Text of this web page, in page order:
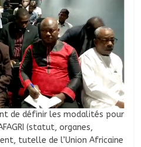
de définir les modalités pour
(statut, organes,
tutelle de l’Union Africaine